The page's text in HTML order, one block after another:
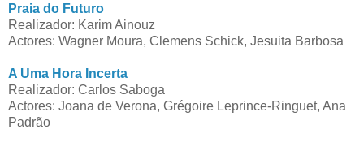
Praia do Futuro
Realizador: Karim Ainouz
Actores: Wagner Moura, Clemens Schick, Jesuita Barbosa
A Uma Hora Incerta
Realizador: Carlos Saboga
Actores: Joana de Verona, Grégoire Leprince-Ringuet, Ana
Padrão